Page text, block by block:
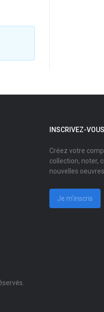
INSCRIVEZ-
Créez votre
collection, noter,
nouvelles
Je m'inscris